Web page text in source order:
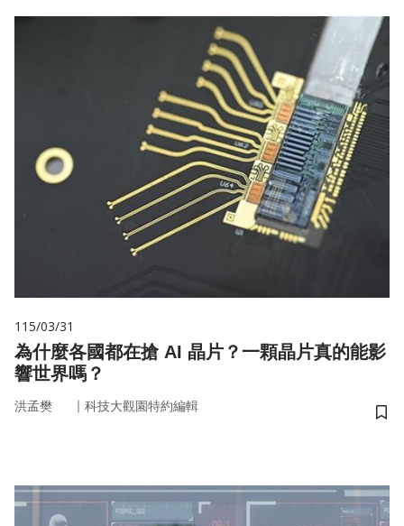
115/03/31
為什麼各國都在搶 AI 晶片？一顆晶片真的能影
響世界嗎？
洪孟樊 ｜ 科技大觀園特約編輯
儲